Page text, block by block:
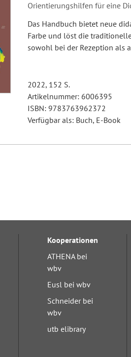
Orientierungshilfen für eine
Das Handbuch bietet neue
Farbe und löst die
sowohl bei der Rezeption als
2022, 152 S.
Artikelnummer: 6006395
ISBN: 9783763962372
Verfügbar als: Buch, E-Book
Kooperationen
ATHENA bei
wbv
Eusl bei wbv
Schneider bei
wbv
utb elibrary